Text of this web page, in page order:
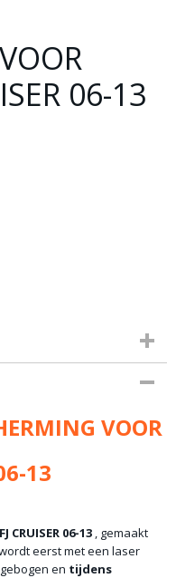
06-13
VOOR
13
CRUISER 06-13 , gemaakt
eerst met een laser
en tijdens